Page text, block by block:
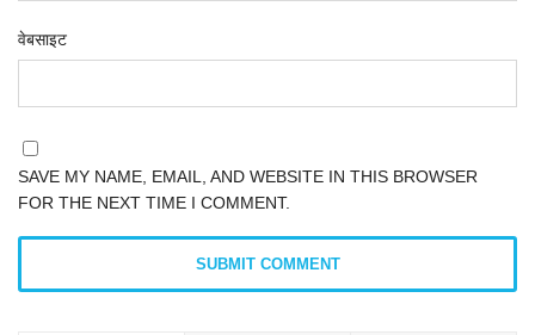
वेबसाइट
SAVE MY NAME, EMAIL, AND WEBSITE IN THIS BROWSER
FOR THE NEXT TIME I COMMENT.